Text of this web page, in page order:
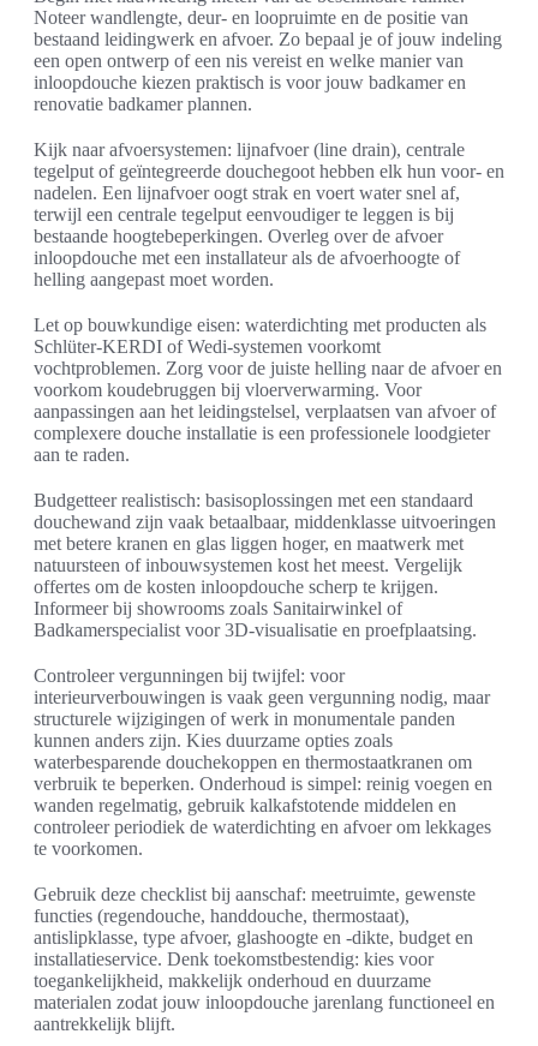
Noteer wandlengte, deur- en loopruimte en de positie van
bestaand leidingwerk en afvoer. Zo bepaal je of jouw indeling
een open ontwerp of een nis vereist en welke manier van
inloopdouche kiezen praktisch is voor jouw badkamer en
renovatie badkamer plannen.
Kijk naar afvoersystemen: lijnafvoer (line drain), centrale
tegelput of geïntegreerde douchegoot hebben elk hun voor- en
nadelen. Een lijnafvoer oogt strak en voert water snel af,
terwijl een centrale tegelput eenvoudiger te leggen is bij
bestaande hoogtebeperkingen. Overleg over de afvoer
inloopdouche met een installateur als de afvoerhoogte of
helling aangepast moet worden.
Let op bouwkundige eisen: waterdichting met producten als
Schlüter-KERDI of Wedi-systemen voorkomt
vochtproblemen. Zorg voor de juiste helling naar de afvoer en
voorkom koudebruggen bij vloerverwarming. Voor
aanpassingen aan het leidingstelsel, verplaatsen van afvoer of
complexere douche installatie is een professionele loodgieter
aan te raden.
Budgetteer realistisch: basisoplossingen met een standaard
douchewand zijn vaak betaalbaar, middenklasse uitvoeringen
met betere kranen en glas liggen hoger, en maatwerk met
natuursteen of inbouwsystemen kost het meest. Vergelijk
offertes om de kosten inloopdouche scherp te krijgen.
Informeer bij showrooms zoals Sanitairwinkel of
Badkamerspecialist voor 3D-visualisatie en proefplaatsing.
Controleer vergunningen bij twijfel: voor
interieurverbouwingen is vaak geen vergunning nodig, maar
structurele wijzigingen of werk in monumentale panden
kunnen anders zijn. Kies duurzame opties zoals
waterbesparende douchekoppen en thermostaatkranen om
verbruik te beperken. Onderhoud is simpel: reinig voegen en
wanden regelmatig, gebruik kalkafstotende middelen en
controleer periodiek de waterdichting en afvoer om lekkages
te voorkomen.
Gebruik deze checklist bij aanschaf: meetruimte, gewenste
functies (regendouche, handdouche, thermostaat),
antislipklasse, type afvoer, glashoogte en -dikte, budget en
installatieservice. Denk toekomstbestendig: kies voor
toegankelijkheid, makkelijk onderhoud en duurzame
materialen zodat jouw inloopdouche jarenlang functioneel en
aantrekkelijk blijft.